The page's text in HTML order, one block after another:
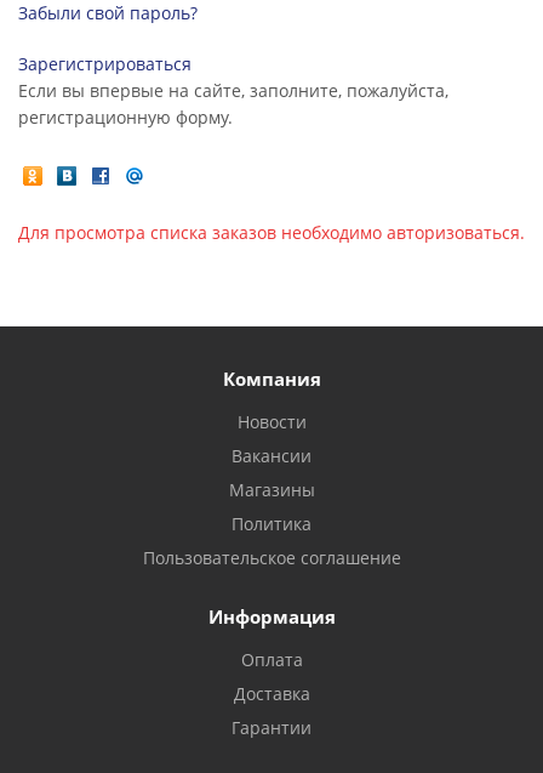
Забыли свой пароль?
Зарегистрироваться
Если вы впервые на сайте, заполните, пожалуйста,
регистрационную форму.
Для просмотра списка заказов необходимо авторизоваться.
Компания
Новости
Вакансии
Магазины
Политика
Пользовательское соглашение
Информация
Оплата
Доставка
Гарантии